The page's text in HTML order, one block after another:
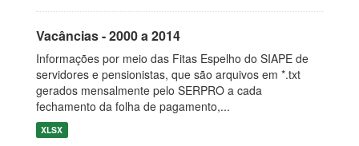
Vacâncias - 2000 a 2014
Informações por meio das Fitas Espelho do SIAPE de
servidores e pensionistas, que são arquivos em *.txt
gerados mensalmente pelo SERPRO a cada
fechamento da folha de pagamento,...
XLSX